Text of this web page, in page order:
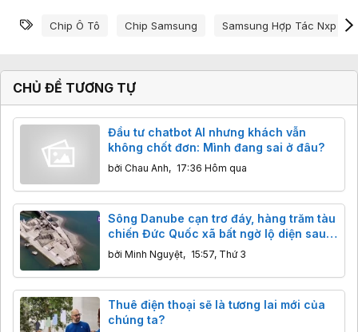
Từ khóa
Chip Ô Tô Chip Samsung Samsung Hợp Tác Nxp
CHỦ ĐỀ TƯƠNG TỰ
Đầu tư chatbot AI nhưng khách vẫn
không chốt đơn: Mình đang sai ở đâu?
bởi Chau Anh, 17:36 Hôm qua
Sông Danube cạn trơ đáy, hàng trăm tàu
chiến Đức Quốc xã bất ngờ lộ diện sau
80 năm
bởi Minh Nguyệt, 15:57, Thứ 3
Thuê điện thoại sẽ là tương lai mới của
chúng ta?